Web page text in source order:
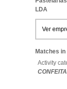
LDA
Ver
Matches
Activity